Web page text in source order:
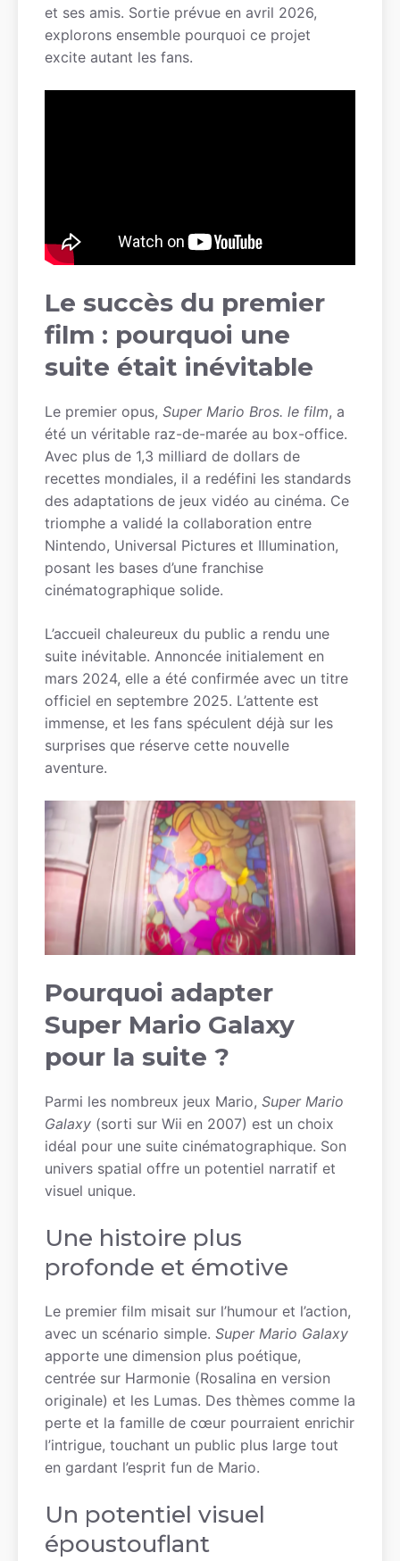
et ses amis. Sortie prévue en avril 2026,
explorons ensemble pourquoi ce projet
excite autant les fans.
Le succès du premier
film : pourquoi une
suite était inévitable
Le premier opus, Super Mario Bros. le film, a
été un véritable raz-de-marée au box-office.
Avec plus de 1,3 milliard de dollars de
recettes mondiales, il a redéfini les standards
des adaptations de jeux vidéo au cinéma. Ce
triomphe a validé la collaboration entre
Nintendo, Universal Pictures et Illumination,
posant les bases d’une franchise
cinématographique solide.
L’accueil chaleureux du public a rendu une
suite inévitable. Annoncée initialement en
mars 2024, elle a été confirmée avec un titre
officiel en septembre 2025. L’attente est
immense, et les fans spéculent déjà sur les
surprises que réserve cette nouvelle
aventure.
Pourquoi adapter
Super Mario Galaxy
pour la suite ?
Parmi les nombreux jeux Mario, Super Mario
Galaxy (sorti sur Wii en 2007) est un choix
idéal pour une suite cinématographique. Son
univers spatial offre un potentiel narratif et
visuel unique.
Une histoire plus
profonde et émotive
Le premier film misait sur l’humour et l’action,
avec un scénario simple. Super Mario Galaxy
apporte une dimension plus poétique,
centrée sur Harmonie (Rosalina en version
originale) et les Lumas. Des thèmes comme la
perte et la famille de cœur pourraient enrichir
l’intrigue, touchant un public plus large tout
en gardant l’esprit fun de Mario.
Un potentiel visuel
époustouflant